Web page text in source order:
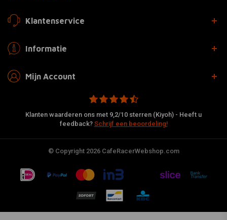
Klantenservice
Informatie
Mijn Account
Klanten waarderen ons met 9,2/10 sterren (Kiyoh) - Heeft u
feedback? Schrijf een beoordeling!
© Copyright 2026 CafeRacerWebshop.com